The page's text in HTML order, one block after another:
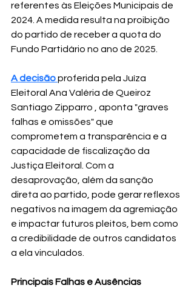
referentes às Eleições Municipais de
2024. A medida resulta na proibição
do partido de receber a quota do
Fundo Partidário no ano de 2025.
A decisão proferida pela Juíza
Eleitoral Ana Valéria de Queiroz
Santiago Zipparro , aponta "graves
falhas e omissões" que
comprometem a transparência e a
capacidade de fiscalização da
Justiça Eleitoral. Com a
desaprovação, além da sanção
direta ao partido, pode gerar reflexos
negativos na imagem da agremiação
e impactar futuros pleitos, bem como
a credibilidade de outros candidatos
a ela vinculados.
Principais Falhas e Ausências